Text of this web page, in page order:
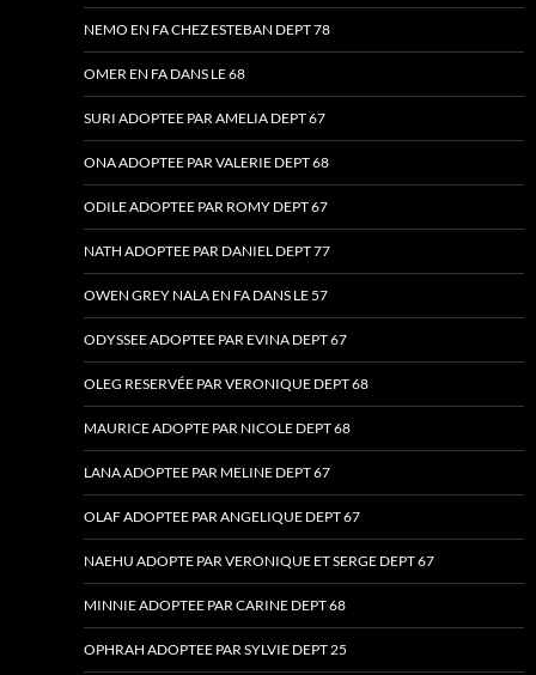
NEMO EN FA CHEZ ESTEBAN DEPT 78
OMER EN FA DANS LE 68
SURI ADOPTEE PAR AMELIA DEPT 67
ONA ADOPTEE PAR VALERIE DEPT 68
ODILE ADOPTEE PAR ROMY DEPT 67
NATH ADOPTEE PAR DANIEL DEPT 77
OWEN GREY NALA EN FA DANS LE 57
ODYSSEE ADOPTEE PAR EVINA DEPT 67
OLEG RESERVÉE PAR VERONIQUE DEPT 68
MAURICE ADOPTE PAR NICOLE DEPT 68
LANA ADOPTEE PAR MELINE DEPT 67
OLAF ADOPTEE PAR ANGELIQUE DEPT 67
NAEHU ADOPTE PAR VERONIQUE ET SERGE DEPT 67
MINNIE ADOPTEE PAR CARINE DEPT 68
OPHRAH ADOPTEE PAR SYLVIE DEPT 25